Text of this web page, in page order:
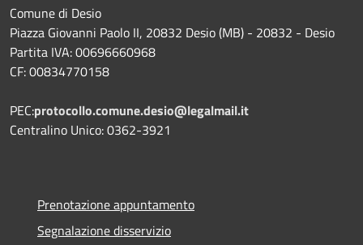
Comune di Desio
Piazza Giovanni Paolo II, 20832 Desio (MB) - 20832 - Desio
Partita IVA: 00696660968
CF: 00834770158
PEC:protocollo.comune.desio@legalmail.it
Centralino Unico: 0362-3921
Prenotazione appuntamento
Segnalazione disservizio